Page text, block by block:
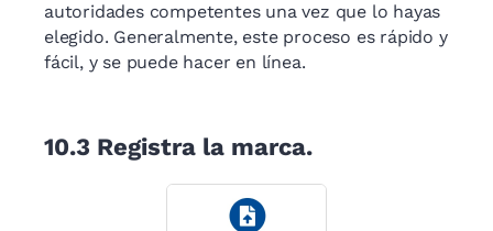
autoridades competentes una vez que lo hayas
elegido. Generalmente, este proceso es rápido y
fácil, y se puede hacer en línea.
10.3 Registra la marca.